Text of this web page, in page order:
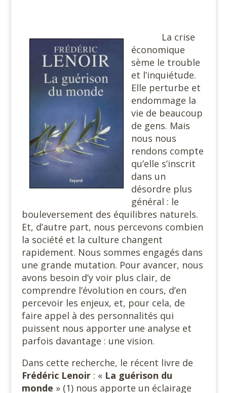
La crise
économique
sème le trouble
et l’inquiétude.
Elle perturbe et
endommage la
vie de beaucoup
de gens. Mais
nous nous
rendons compte
qu’elle s’inscrit
dans un
désordre plus
général : le
bouleversement des équilibres naturels.
Et, d’autre part, nous percevons combien
la société et la culture changent
rapidement. Nous sommes engagés dans
une grande mutation. Pour avancer, nous
avons besoin d’y voir plus clair, de
comprendre l’évolution en cours, d’en
percevoir les enjeux, et, pour cela, de
faire appel à des personnalités qui
puissent nous apporter une analyse et
parfois davantage : une vision.
Dans cette recherche, le récent livre de
Frédéric Lenoir : « La guérison du
monde » (1) nous apporte un éclairage